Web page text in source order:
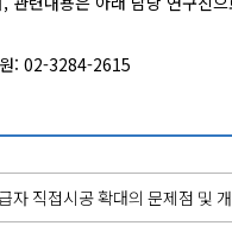
: 02-3284-2615
자 직접시공 확대의 문제점 및